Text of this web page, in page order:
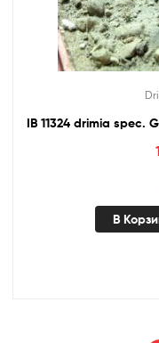
IB 11324 drimia spec.
В